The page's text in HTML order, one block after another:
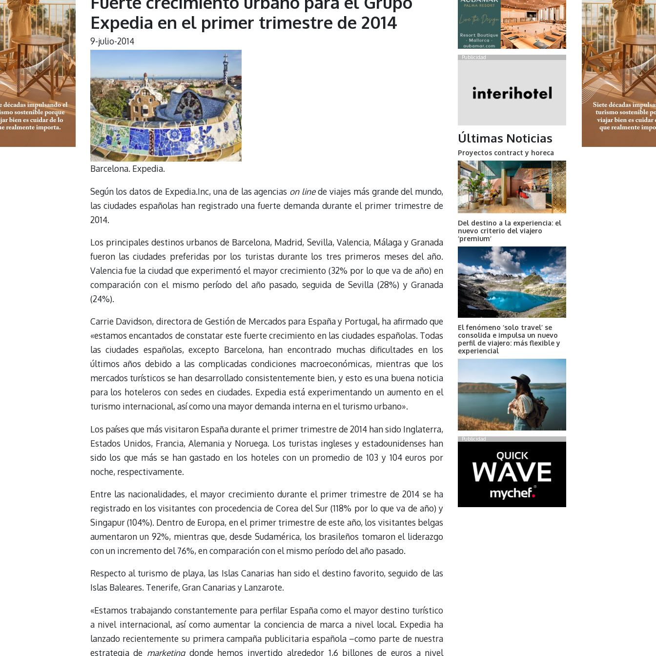
Expedia en el primer trimestre de 2014
9-julio-2014
Barcelona. Expedia.
Según los datos de Expedia.Inc, una de las agencias on linede viajes más grande del mundo,
las ciudades españolas han registrado una fuerte demanda durante el primer trimestre de
2014.
Los principales destinos urbanos de Barcelona, Madrid, Sevilla, Valencia, Málaga y Granada
fueron las ciudades preferidas por los turistas durante los tres primeros meses del año.
Valencia fue la ciudad que experimentó el mayor crecimiento (32% por lo que va de año) en
comparación con el mismo período del año pasado, seguida de Sevilla (28%) y Granada
(24%).
Carrie Davidson, directora de Gestión de Mercados para España y Portugal, ha afirmado que
«estamos encantados de constatar este fuerte crecimiento en las ciudades españolas. Todas
las ciudades españolas, excepto Barcelona, han encontrado muchas dificultades en los
últimos años debido a las complicadas condiciones macroeconómicas, mientras que los
mercados turísticos se han desarrollado consistentemente bien, y esto es una buena noticia
para los hoteleros con sedes en ciudades. Expedia está experimentando un aumento en el
turismo internacional, así como una mayor demanda interna en el turismo urbano».
Los países que más visitaron España durante el primer trimestre de 2014 han sido Inglaterra,
Estados Unidos, Francia, Alemania y Noruega. Los turistas ingleses y estadounidenses han
sido los que más se han gastado en los hoteles con un promedio de 103 y 104 euros por
noche, respectivamente.
Entre las nacionalidades, el mayor crecimiento durante el primer trimestre de 2014 se ha
registrado en los visitantes con procedencia de Corea del Sur (118% por lo que va de año) y
Singapur (104%). Dentro de Europa, en el primer trimestre de este año, los visitantes belgas
aumentaron un 92%, mientras que, desde Sudamérica, los brasileños tomaron el liderazgo
con un incremento del 76%, en comparación con el mismo período del año pasado.
Respecto al turismo de playa, las Islas Canarias han sido el destino favorito, seguido de las
Islas Baleares. Tenerife, Gran Canarias y Lanzarote.
«Estamos trabajando constantemente para perfilar España como el mayor destino turístico
a nivel internacional, así como aumentar la conciencia de marca a nivel local. Expedia ha
lanzado recientemente su primera campaña publicitaria española –como parte de nuestra
estrategia de marketingdonde hemos invertido alrededor 1,6 billones de euros a nivel
Publicidad
Últimas Noticias
Proyectos contract y horeca
Del destino a la experiencia: el
nuevo criterio del viajero
‘premium’
El fenómeno ‘solo travel’ se
consolida e impulsa un nuevo
perfil de viajero: más flexible y
experiencial
Publicidad